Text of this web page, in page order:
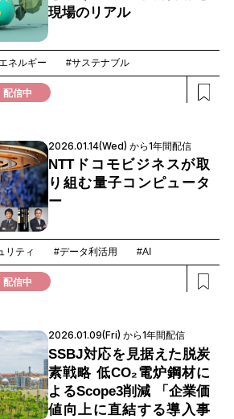
現場のリアル
ネルギー #サステナブル
配信中
2026.01.14(Wed) から1年間配信
NTTドコモビジネスが取
り組む量子コンピュータ
ー
リティ #データ利活用 #AI
配信中
2026.01.09(Fri) から1年間配信
SSBJ対応を見据えた脱炭
素戦略 低CO₂電炉鋼材に
よるScope3削減 「企業価
値向上に直結する導入事